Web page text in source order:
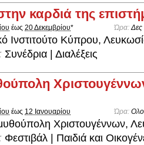
καρδιά της
έως 20 Δεκεμβρίου* Ώρα:Δες
Ινστιτούτο Κύπρου,
Συνέδρια | Διαλέξεις
έως 12 Ιανουαρίου Ώρα:
Χριστουγέννων,
Φεστιβάλ | Παιδιά και